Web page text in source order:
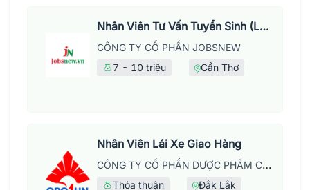
Nhân Viên Tư Vấn Tuyển Sinh (Làm Việc Tại Văn Phòng)
CÔNG TY CỔ PHẦN JOBSNEW
7 - 10 triệu
Cần Thơ
Nhân Viên Lái Xe Giao Hàng
CÔNG TY CỔ PHẦN DƯỢC PHẨM CPC1 HÀ NỘI
Thỏa thuận Đắk Lắk